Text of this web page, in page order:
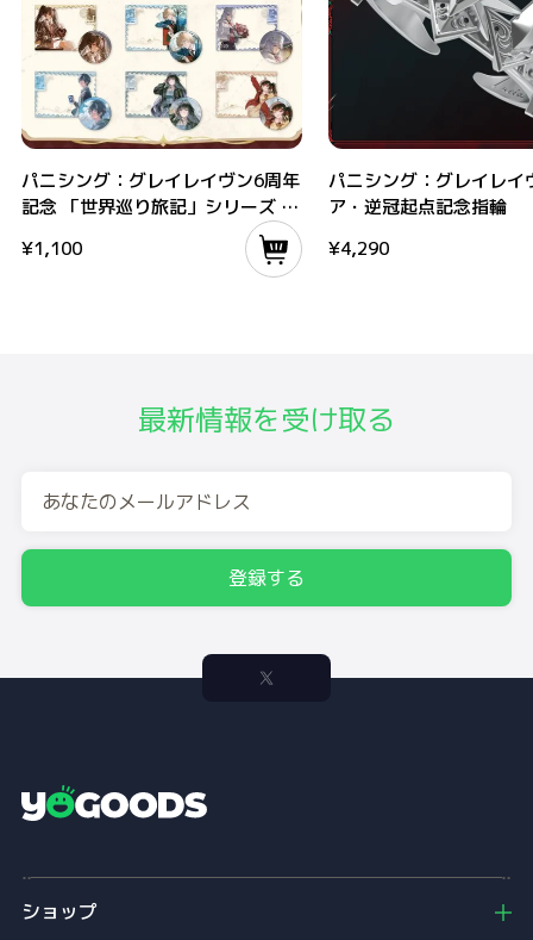
パニシング：グレイレイヴン6周年
記念 「世界巡り旅記」シリーズ バ
¥1,100
パニシング：グレイレイ
ア・逆冠起点記念指輪
¥4,290
最新情報を受け取る
登録する
g
oショップ